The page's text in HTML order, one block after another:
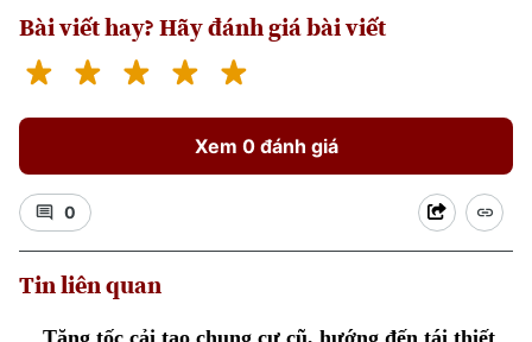
Bài viết hay? Hãy đánh giá bài viết
Xem 0 đánh giá
0
Tin liên quan
Tăng tốc cải tạo chung cư cũ, hướng đến tái thiết